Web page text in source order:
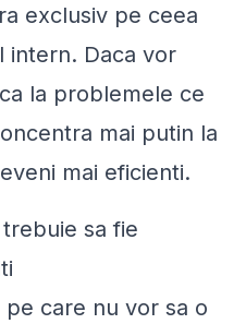
exclusiv pe ceea
intern. Daca vor
la problemele ce
mai putin la
mai eficienti.
sa fie
pe care nu vor sa o